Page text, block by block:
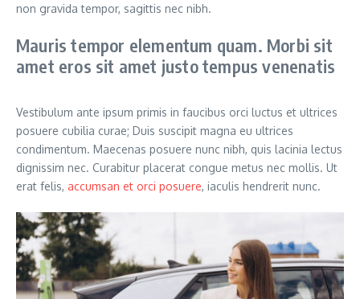
non gravida tempor, sagittis nec nibh.
Mauris tempor elementum quam. Morbi sit
amet eros sit amet justo tempus venenatis
Vestibulum ante ipsum primis in faucibus orci luctus et ultrices
posuere cubilia curae; Duis suscipit magna eu ultrices
condimentum. Maecenas posuere nunc nibh, quis lacinia lectus
dignissim nec. Curabitur placerat congue metus nec mollis. Ut
erat felis, accumsan et orci posuere, iaculis hendrerit nunc.